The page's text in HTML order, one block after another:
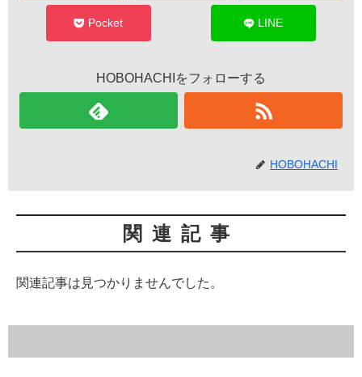
Pocket LINE
HOBOHACHIをフォローする
HOBOHACHI
関連記事
関連記事は見つかりませんでした。